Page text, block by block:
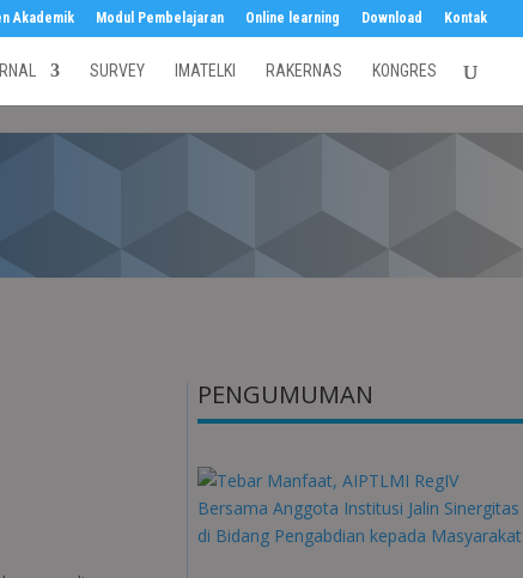
Akademik Modul Pembelajaran Online learning Download Kontak
SURVEY IMATELKI RAKERNAS KONGRES
PENGUMUMAN